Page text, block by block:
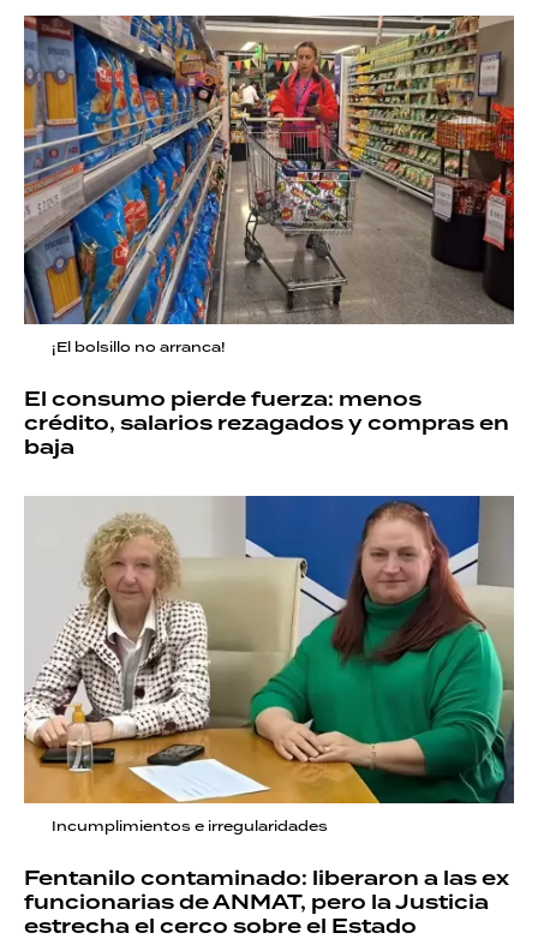
¡El bolsillo no arranca!
El consumo pierde fuerza: menos
crédito, salarios rezagados y compras en
baja
Incumplimientos e irregularidades
Fentanilo contaminado: liberaron a las ex
funcionarias de ANMAT, pero la Justicia
estrecha el cerco sobre el Estado